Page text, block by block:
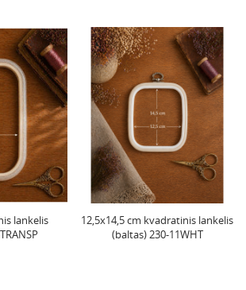
lankelis
12,5x14,5 cm kvadratinis lankelis
(baltas) 230-11WHT